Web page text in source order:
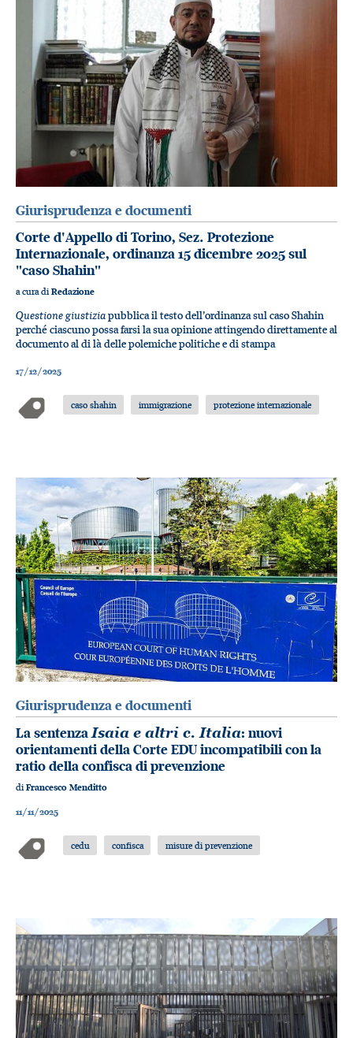
Giurisprudenza e documenti
Corte d'Appello di Torino, Sez. Protezione
Internazionale, ordinanza 15 dicembre 2025 sul
"caso Shahin"
a cura di Redazione
Questione giustiziapubblica il testo dell’ordinanza sul caso Shahin
perché ciascuno possa farsi la sua opinione attingendo direttamente al
documento al di là delle polemiche politiche e di stampa
17/12/2025
caso shahin immigrazione protezione internazionale
Giurisprudenza e documenti
La sentenzaIsaia e altri c. Italia: nuovi
orientamenti della Corte EDU incompatibili con la
ratio della confisca di prevenzione
di Francesco Menditto
11/11/2025
cedu confisca misure di prevenzione